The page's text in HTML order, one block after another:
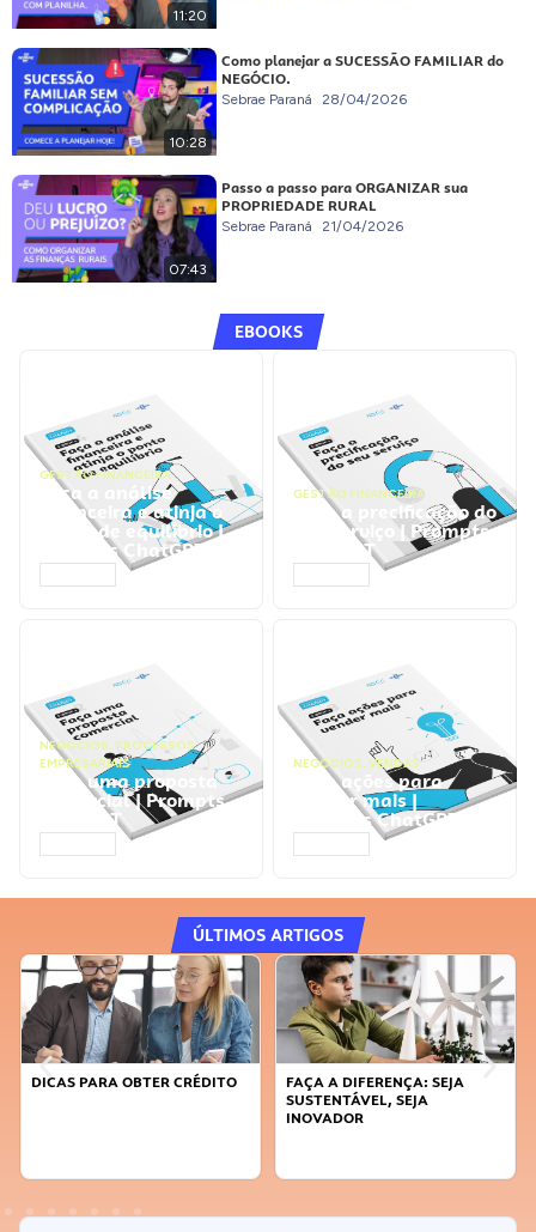
11:20
10:28
Como planejar a SUCESSÃO FAMILIAR do
NEGÓCIO.
Sebrae Paraná 28/04/2026
07:43
Passo a passo para ORGANIZAR sua
PROPRIEDADE RURAL
Sebrae Paraná 21/04/2026
EBOOKS
GESTÃO FINANCEIRA
Faça a análise
financeira e atinja o
ponto de equilíbrio |
Prompts ChatGPT
GESTÃO FINANCEIRA
Faça a precificação do
seu serviço | Prompts
ChatGPT
NEGÓCIOS, PROCESSOS
EMPRESARIAIS
Faça uma proposta
comercial | Prompts
ChatGPT
NEGÓCIOS, VENDAS
Faça ações para
vender mais |
Prompts ChatGPT
ÚLTIMOS ARTIGOS
DICAS PARA OBTER CRÉDITO
FAÇA A DIFERENÇA: SEJA
SUSTENTÁVEL, SEJA
INOVADOR